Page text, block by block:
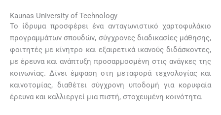
Kaunas University of Technology
Το ίδρυμα προσφέρει ένα ανταγωνιστικό χαρτοφυλάκιο
προγραμμάτων σπουδών, σύγχρονες διαδικασίες μάθησης,
φοιτητές με κίνητρο και εξαιρετικά ικανούς διδάσκοντες,
με έρευνα και ανάπτυξη προσαρμοσμένη στις ανάγκες της
κοινωνίας. Δίνει έμφαση στη μεταφορά τεχνολογίας και
καινοτομίας, διαθέτει σύγχρονη υποδομή για κορυφαία
έρευνα και καλλιεργεί μια πιστή, στοχευμένη κοινότητα.